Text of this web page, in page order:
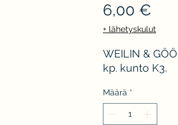
6,00 €
+ lähetyskulut
WEILIN &
kp. kunto K3.
Määrä *